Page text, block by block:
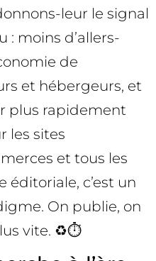
leur le signal
: moins d’allers-
de
et hébergeurs, et
plus rapidement
les sites
et tous les
éditoriale, c’est un
On publie, on
vite. ♻️⏱️